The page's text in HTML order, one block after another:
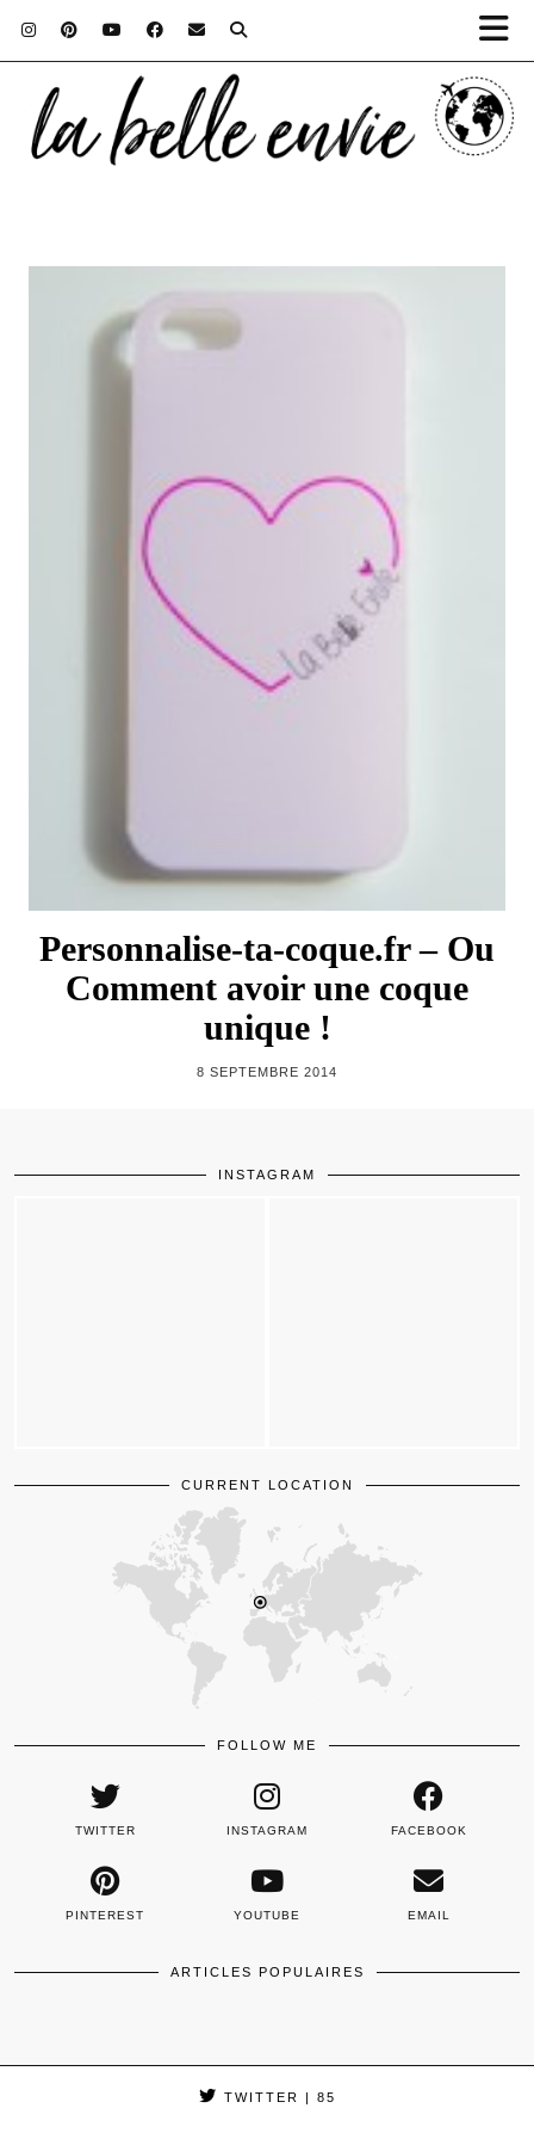
Personnalise-ta-coque.fr – Ou
Comment avoir une coque
unique !
8 SEPTEMBRE 2014
INSTAGRAM
CURRENT LOCATION
FOLLOW ME
TWITTER INSTAGRAM FACEBOOK
PINTEREST YOUTUBE EMAIL
ARTICLES POPULAIRES
TWITTER | 85